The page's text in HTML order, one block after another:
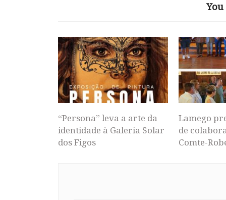
“Persona” leva a arte da
identidade à Galeria Solar
dos Figos
Lamego
de
Comte-